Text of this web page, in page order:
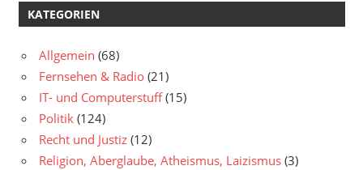
KATEGORIEN
Allgemein (68)
Fernsehen & Radio (21)
IT- und Computerstuff(15)
Politik (124)
Recht und Justiz (12)
Religion, Aberglaube, Atheismus, Laizismus (3)